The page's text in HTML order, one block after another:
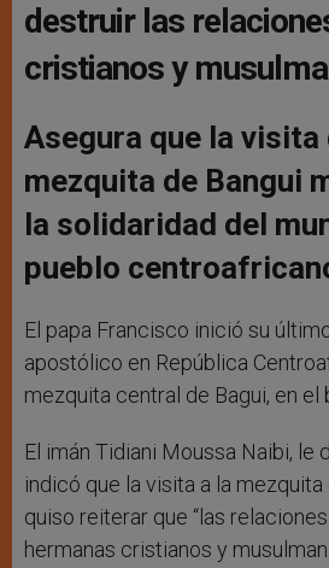
destruir las
cristianos y
Asegura que la visita
mezquita de Bangui
la solidaridad del
pueblo
El papa Francisco inició su
apostólico en República
mezquita central de Bagui, en el
El imán Tidiani Moussa Naibi, le
indicó que la visita a la mezquita
quiso reiterar que “las
hermanas cristianos y